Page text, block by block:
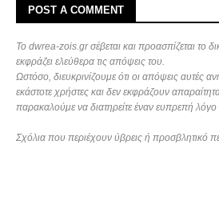
POST A COMMENT
Το dwrea-zois.gr σέβεται και προασπίζεται το
εκφράζει ελεύθερα τις απόψεις του.
Ωστόσο, διευκρινίζουμε ότι οι απόψεις αυτές
εκάστοτε χρήστες και δεν εκφράζουν
παρακαλούμε να διατηρείτε έναν ευπρεπή λόγο
Σχόλια που περιέχουν ύβρεις ή προσβλητικό